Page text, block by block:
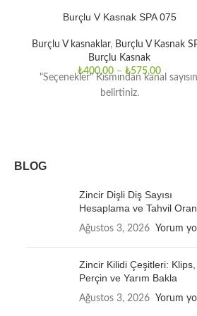
Burçlu V Kasnak SPA 075
Burçlu V kasnaklar, Burçlu V Kasnak
Burçlu Kasnak
₺400,00 – ₺575,00
"Seçenekler" Kısmından kanal
belirtiniz.
BLOG
Zincir Dişli Diş Sayısı
Hesaplama ve Tahvil
Ağustos 3, 2026 Yorum
Zincir Kilidi Çeşitleri: Klips,
Perçin ve Yarım Bakla
Ağustos 3, 2026 Yorum